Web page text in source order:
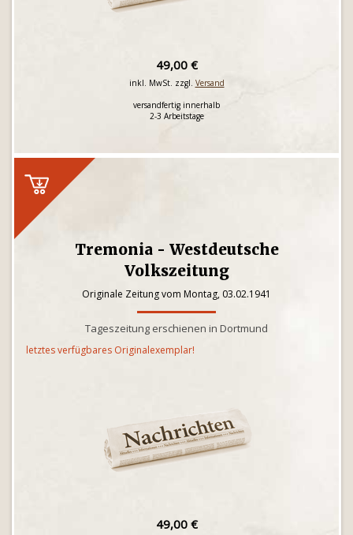
49,00 €
inkl. MwSt. zzgl. Versand
versandfertig innerhalb
2-3 Arbeitstage
Tremonia - Westdeutsche
Volkszeitung
Originale Zeitung vom Montag, 03.02.1941
Tageszeitung erschienen in Dortmund
letztes verfügbares Originalexemplar!
49,00 €